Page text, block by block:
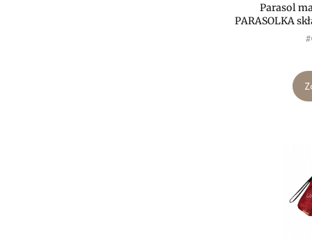
Parasol
PARASOLKA